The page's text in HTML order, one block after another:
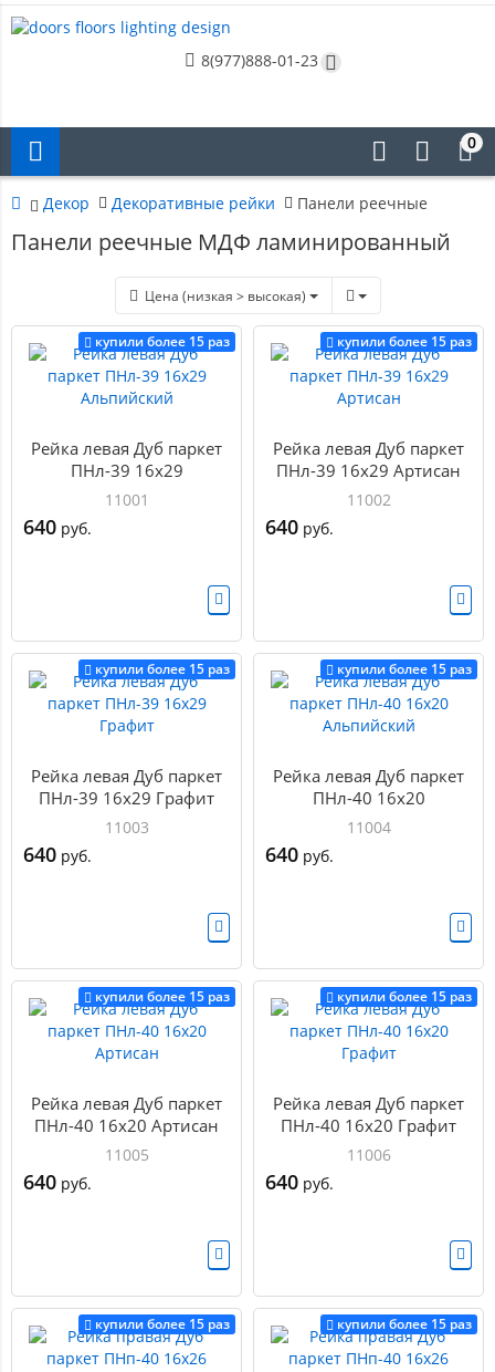
8(977)888-01-23
0
Декор Декоративные рейки Панели реечные
Панели реечные МДФ ламинированный
Цена (низкая > высокая)
купили более 15 раз
Рейка левая Дуб паркет
ПНл-39 16х29
Альпийский
11001
640 руб.
купили более 15 раз
Рейка левая Дуб паркет
ПНл-39 16х29 Артисан
11002
640 руб.
купили более 15 раз
Рейка левая Дуб паркет
ПНл-39 16х29 Графит
11003
640 руб.
купили более 15 раз
Рейка левая Дуб паркет
ПНл-40 16х20
Альпийский
11004
640 руб.
купили более 15 раз
Рейка левая Дуб паркет
ПНл-40 16х20 Артисан
11005
640 руб.
купили более 15 раз
Рейка левая Дуб паркет
ПНл-40 16х20 Графит
11006
640 руб.
купили более 15 раз купили более 15 раз